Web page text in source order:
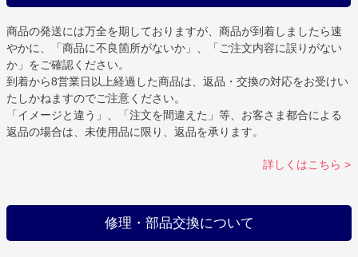
商品の発送には万全を期しておりますが、商品が到着しましたら速
やかに、「商品に不良箇所がないか」、「ご注文内容に誤りがない
か」をご確認ください。
到着から8営業日以上経過した商品は、返品・交換の対応をお受けい
たしかねますのでご注意ください。
「イメージと違う」、「注文を間違えた」等、お客さま都合による
返品の場合は、未使用品に限り、返品を承ります。
詳しくはこちら >
修理・部品交換について